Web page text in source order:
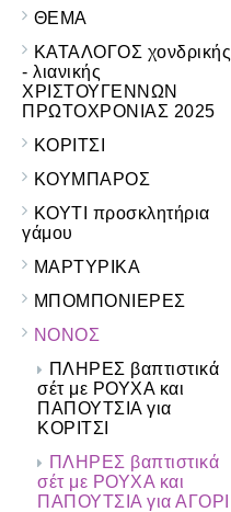
ΘΕΜΑ
ΚΑΤΑΛΟΓΟΣ χονδρικής
- λιανικής
ΧΡΙΣΤΟΥΓΕΝΝΩΝ
ΠΡΩΤΟΧΡΟΝΙΑΣ 2025
ΚΟΡΙΤΣΙ
ΚΟΥΜΠΑΡΟΣ
ΚΟΥΤΙ προσκλητήρια
γάμου
ΜΑΡΤΥΡΙΚΑ
ΜΠΟΜΠΟΝΙΕΡΕΣ
ΝΟΝΟΣ
ΠΛΗΡΕΣ βαπτιστικά
σέτ με ΡΟΥΧΑ και
ΠΑΠΟΥΤΣΙΑ για
ΚΟΡΙΤΣΙ
ΠΛΗΡΕΣ βαπτιστικά
σέτ με ΡΟΥΧΑ και
ΠΑΠΟΥΤΣΙΑ για ΑΓΟΡΙ